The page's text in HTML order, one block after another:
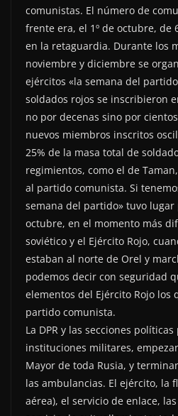
comunistas. El número de
frente era, el 1º de octubre, de
en la retaguardia. Durante los
noviembre y diciembre se
ejércitos «la semana del
soldados rojos se inscribieron
no por decenas sino por
nuevos miembros inscritos
25% de la masa total de
regimientos, como el de
al partido comunista. Si
semana del partido» tuvo
octubre, en el momento más
soviético y el Ejército Rojo,
estaban al norte de Orel y
podemos decir con seguridad
elementos del Ejército Rojo los
partido comunista.
La DPR y las secciones
instituciones militares,
Mayor de toda Rusia, y
las ambulancias. El ejército, la
aérea), el servicio de enlace,